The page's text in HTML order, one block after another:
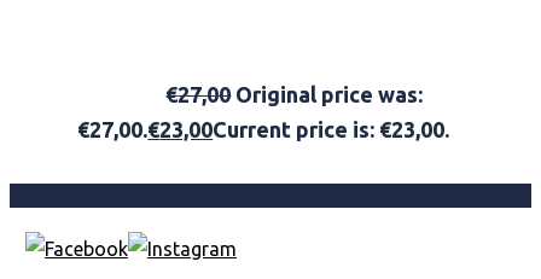
€27,00 Original price was:
€27,00.€23,00Current price is: €23,00.